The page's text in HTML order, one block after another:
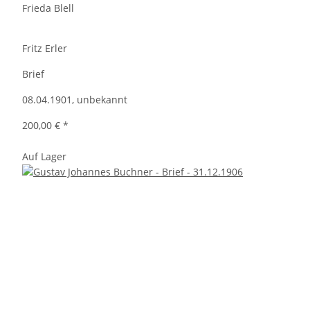
Frieda Blell
Fritz Erler
Brief
08.04.1901, unbekannt
200,00 € *
Auf Lager